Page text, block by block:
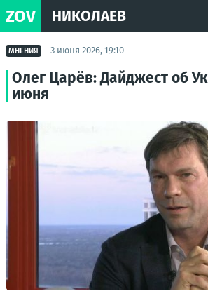
ZOV НИКОЛАЕВ
МНЕНИЯ 3 июня 2026, 19:10
Олег Царёв: Дайджест об
июня